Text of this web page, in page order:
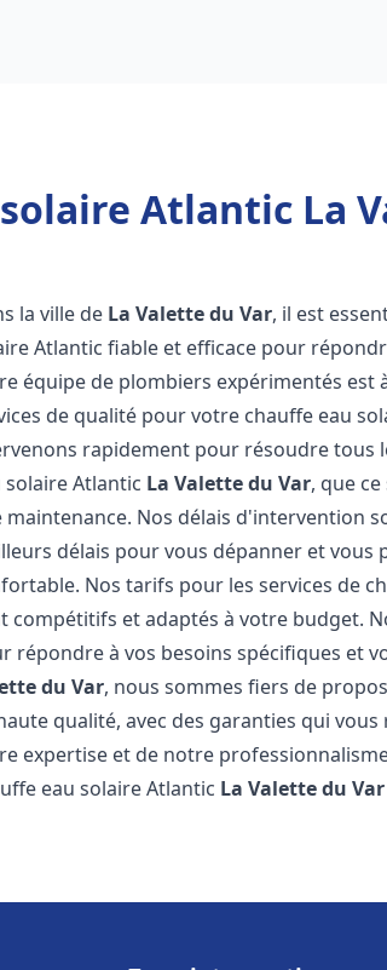
Atlantic La
la ville de La Valette du Var, il est
Atlantic fiable et efficace pour
équipe de plombiers expérimentés
de qualité pour votre chauffe eau
rapidement pour résoudre tous
solaire Atlantic La Valette du Var, que
maintenance. Nos délais d'intervention
délais pour vous dépanner et
Nos tarifs pour les services de
compétitifs et adaptés à votre budget.
répondre à vos besoins spécifiques et
du Var, nous sommes fiers de
qualité, avec des garanties qui
expertise et de notre
eau solaire Atlantic La Valette du Var